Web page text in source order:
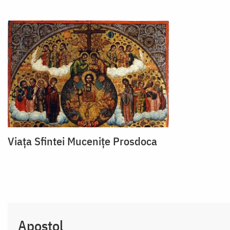
Viața Sfintei Mucenițe Prosdoca
Apostol